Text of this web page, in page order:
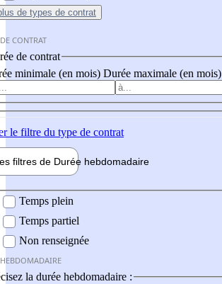
de types de contrat
CONTRAT
de contrat
minimale (en mois) Durée maximale (en mois)
le filtre du type de contrat
filtres de Durée hebdomadaire
Temps plein
Temps partiel
Non renseignée
la durée hebdomadaire :